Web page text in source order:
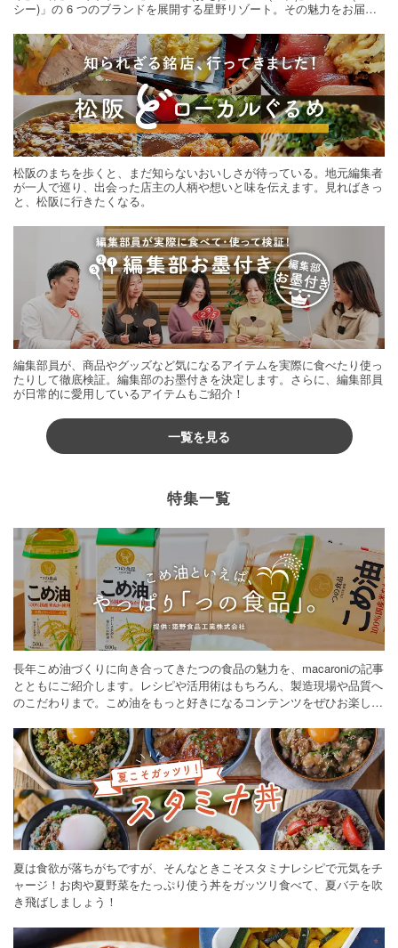
シー)」の 6 つのブランドを展開する星野リゾート。その魅力をお届け
松阪のまちを歩くと、まだ知らないおいしさが待っている。地元編集者
が一人で巡り、出会った店主の人柄や想いと味を伝えます。見ればきっ
と、松阪に行きたくなる。
編集部員が、商品やグッズなど気になるアイテムを実際に食べたり使っ
たりして徹底検証。編集部のお墨付きを決定します。さらに、編集部員
が日常的に愛用しているアイテムもご紹介！
一覧を見る
特集一覧
長年こめ油づくりに向き合ってきたつの食品の魅力を、macaroniの記事
とともにご紹介します。レシピや活用術はもちろん、製造現場や品質へ
のこだわりまで。こめ油をもっと好きになるコンテンツをぜひお楽しみ
夏は食欲が落ちがちですが、そんなときこそスタミナレシピで元気をチ
ャージ！お肉や夏野菜をたっぷり使う丼をガッツリ食べて、夏バテを吹
き飛ばしましょう！